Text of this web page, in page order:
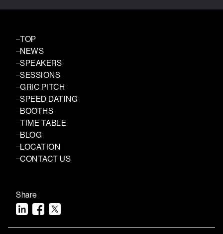
TOP
NEWS
SPEAKERS
SESSIONS
GRIC PITCH
SPEED DATING
BOOTHS
TIME TABLE
BLOG
LOCATION
CONTACT US
Share